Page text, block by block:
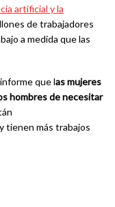
artificial y la
de trabajadores
a medida que las
que las mujeres
hombres de necesitar
tienen más trabajos